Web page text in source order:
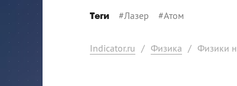
Теги #Лазер #Атом
Indicator.ru / Физика / Физики